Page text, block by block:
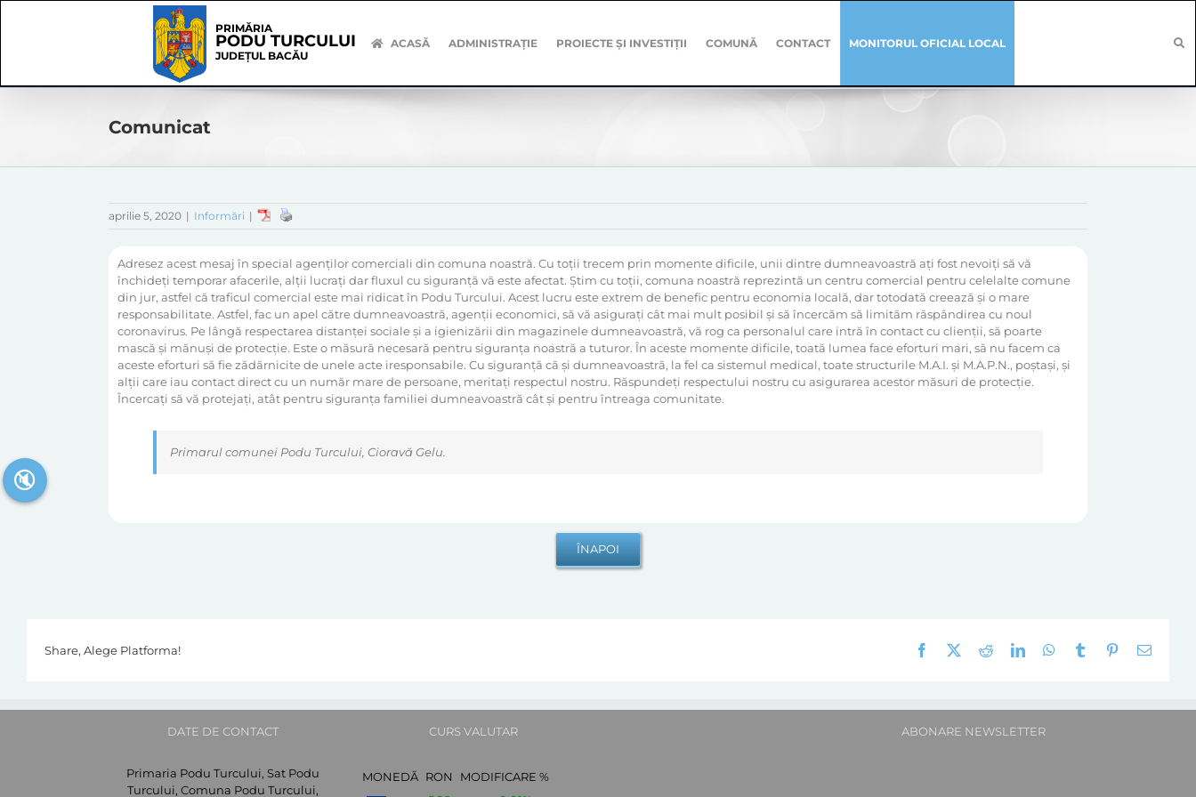
PRIMĂRIA
PODU TURCULUI
JUDEȚUL BACĂU
ACASĂ ADMINISTRAȚIE PROIECTE ȘI INVESTIȚII COMUNĂ CONTACT MONITORUL OFICIAL LOCAL
Comunicat
aprilie 5, 2020 | Informări |
Adresez acest mesaj în special agenților comerciali din comuna noastră. Cu toții trecem prin momente dificile, unii dintre dumneavoastră ați fost nevoiți să vă
închideți temporar afacerile, alții lucrați dar fluxul cu siguranță vă este afectat. Știm cu toții, comuna noastră reprezintă un centru comercial pentru celelalte comune
din jur, astfel că traficul comercial este mai ridicat în Podu Turcului. Acest lucru este extrem de benefic pentru economia locală, dar totodată creează și o mare
responsabilitate. Astfel, fac un apel către dumneavoastră, agenții economici, să vă asigurați cât mai mult posibil și să încercăm să limităm răspândirea cu noul
coronavirus. Pe lângă respectarea distanței sociale și a igienizării din magazinele dumneavoastră, vă rog ca personalul care intră în contact cu clienții, să poarte
mască și mănuși de protecție. Este o măsură necesară pentru siguranța noastră a tuturor. În aceste momente dificile, toată lumea face eforturi mari, să nu facem ca
aceste eforturi să fie zădărnicite de unele acte iresponsabile. Cu siguranță că și dumneavoastră, la fel ca sistemul medical, toate structurile M.A.I. și M.A.P.N., poștași, și
alții care iau contact direct cu un număr mare de persoane, meritați respectul nostru. Răspundeți respectului nostru cu asigurarea acestor măsuri de protecție.
Încercați să vă protejați, atât pentru siguranța familiei dumneavoastră cât și pentru întreaga comunitate.
Primarul comunei Podu Turcului, Cioravă Gelu.
Share, Alege Platforma! Facebook RedditLinkedInWhatsApp
Tumblr Pinterest
E-
DATE DE CONTACT
Primaria Podu Turcului, Sat Podu
Turcului, Comuna Podu Turcului,
CURS VALUTAR
MONEDĂ RON
MODIFICARE %
ABONARE NEWSLETTER
🔇